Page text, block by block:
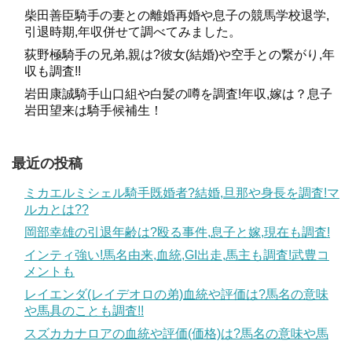
柴田善臣騎手の妻との離婚再婚や息子の競馬学校退学,
引退時期,年収併せて調べてみました。
荻野極騎手の兄弟,親は?彼女(結婚)や空手との繋がり,年
収も調査!!
岩田康誠騎手山口組や白髪の噂を調査!年収,嫁は？息子
岩田望来は騎手候補生！
最近の投稿
ミカエルミシェル騎手既婚者?結婚,旦那や身長を調査!マ
ルカとは??
岡部幸雄の引退年齢は?殴る事件,息子と嫁,現在も調査!
インティ強い!馬名由来,血統,GI出走,馬主も調査!武豊コ
メントも
レイエンダ(レイデオロの弟)血統や評価は?馬名の意味
や馬具のことも調査!!
スズカカナロアの血統や評価(価格)は?馬名の意味や馬